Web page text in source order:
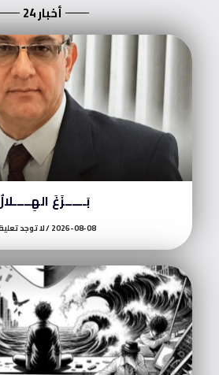
أخبار 24
بَــــــزَغَ الهِـــــلالُ
2026-08-08 لا توجد تعليقات